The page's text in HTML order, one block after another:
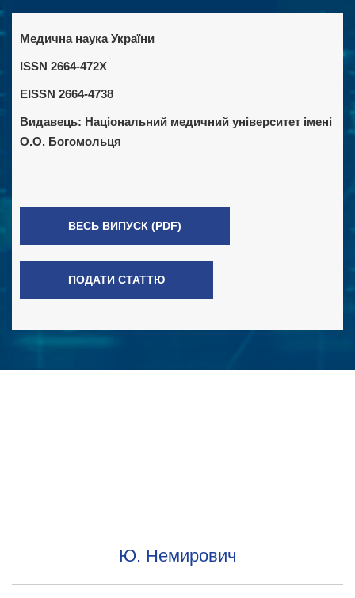
Медична наука України
ISSN 2664-472X
EISSN 2664-4738
Видавець: Національний медичний університет імені
О.О. Богомольця
ВЕСЬ ВИПУСК (PDF)
ПОДАТИ СТАТТЮ
Ю. Немирович